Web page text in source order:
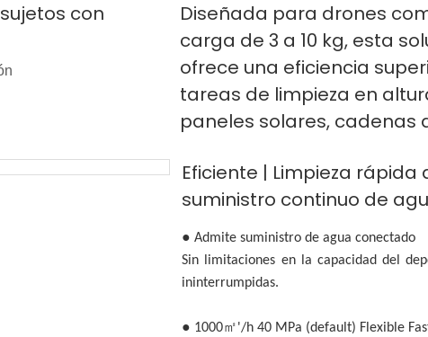
con
Diseñada para drones
carga de 3 a 10 kg, esta
ofrece una eficiencia
tareas de limpieza en
paneles solares, cadenas
Eficiente | Limpieza rápida
suministro continuo de
● Admite suministro de agua conectado
Sin limitaciones en la capacidad del
ininterrumpidas.
● 1000㎡'/h 40 MPa (default) Flexible